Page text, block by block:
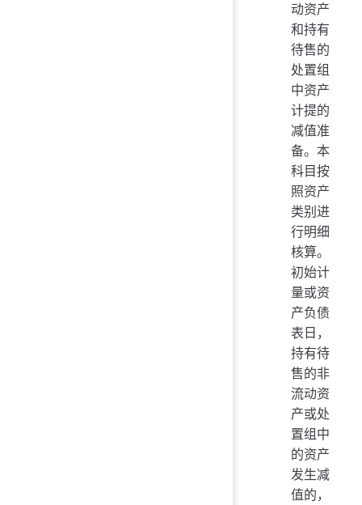
动资产
和持有
待售的
处置组
中资产
计提的
减值准
备。本
科目按
照资产
类别进
行明细
核算。
初始计
量或资
产负债
表日，
持有待
售的非
流动资
产或处
置组中
的资产
发生减
值的，